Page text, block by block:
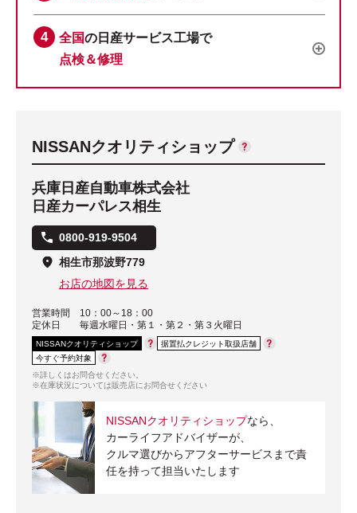
全国の日産サービス工場で
点検＆修理
NISSANクオリティショップ
兵庫日産自動車株式会社
日産カーパレス相生
0800-919-9504
相生市那波野779
お店の地図を見る
営業時間
10：00～18：00
定休日
毎週水曜日・第１・第２・第３火曜日
NISSANクオリティショップ
据置払クレジット取扱店舗
今すぐ予約対象
※詳しくはお問合せください。
※在庫状況については販売店にお問合せください
NISSANクオリティショップなら、
カーライフアドバイザーが、
クルマ選びからアフターサービスまで責
任を持って担当いたします